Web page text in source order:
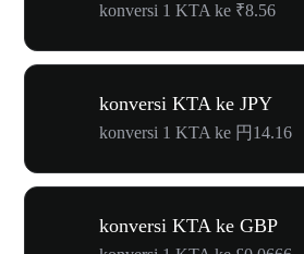
konversi 1 KTA ke ₹8.56
konversi KTA ke JPY
konversi 1 KTA ke 円14.16
konversi KTA ke GBP